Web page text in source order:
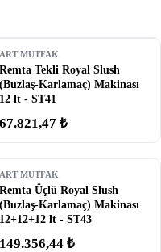
ART MUTFAK
Remta Tekli Royal Slush
(Buzlaş-Karlamaç) Makinası
12 lt - ST41
67.821,47 ₺
ART MUTFAK
Remta Üçlü Royal Slush
(Buzlaş-Karlamaç) Makinası
12+12+12 lt - ST43
149.356,44 ₺